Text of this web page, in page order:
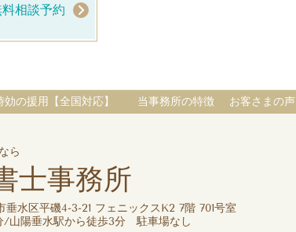
相談予約
効の援用【全国対応】 当事務所の特徴 お客さまの声
ら
士事務所
水区平磯4-3-21 フェニックスK2 7階 701号室
/山陽垂水駅から徒歩3分 駐車場なし